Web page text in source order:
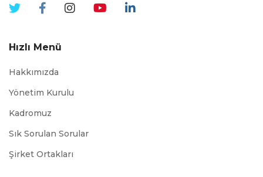
Hızlı Menü
Hakkımızda
Yönetim Kurulu
Kadromuz
Sık Sorulan Sorular
Şirket Ortakları